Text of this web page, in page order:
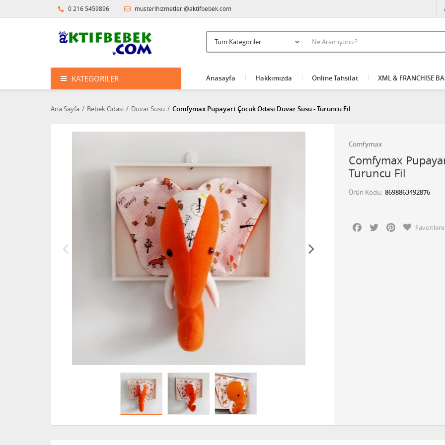
0 216 5459896 musterihizmetleri@aktifbebek.com
KATEGORILER Anasayfa Hakkımızda Online Tahsilat XML & FRANCHISE
Ana Sayfa Bebek Odası Duvar Süsü Comfymax Pupayart Çocuk Odası Duvar Süsü - Turuncu Fil
Comfymax
Comfymax
Turuncu Fil
Ürün Kodu 8698863492876
Facebook
Twitter Pinterest